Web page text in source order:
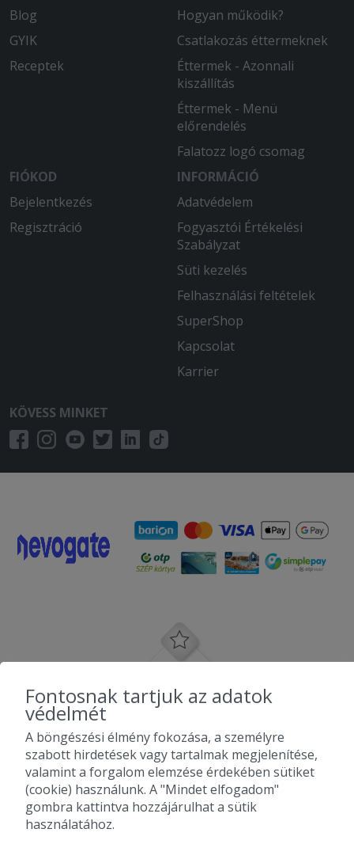
Blog
GYIK
Receptek
Hogyan működik?
Csatlakozás éttermeknek
Éttermek - Azonnali
kiszállítás
Éttermek - Menü
előrendelés
Falatozz logó csomag
FIÓKOD
Bejelentkezés
Regisztráció
INFORMÁCIÓ
Adatvédelem
Fogyasztói Értékelési
Szabályzat
Süti kezelés
Felhasználási feltételek
SuperShop
Kapcsolat
Karrier
KÖVESS MINKET
Fontosnak tartjuk az adatok
védelmét
A böngészési élmény fokozása, a személyre
szabott hirdetések vagy tartalmak megjelenítése,
valamint a forgalom elemzése érdekében sütiket
(cookie) használunk. A "Mindet elfogadom"
gombra kattintva hozzájárulhat a sütik
használatához.